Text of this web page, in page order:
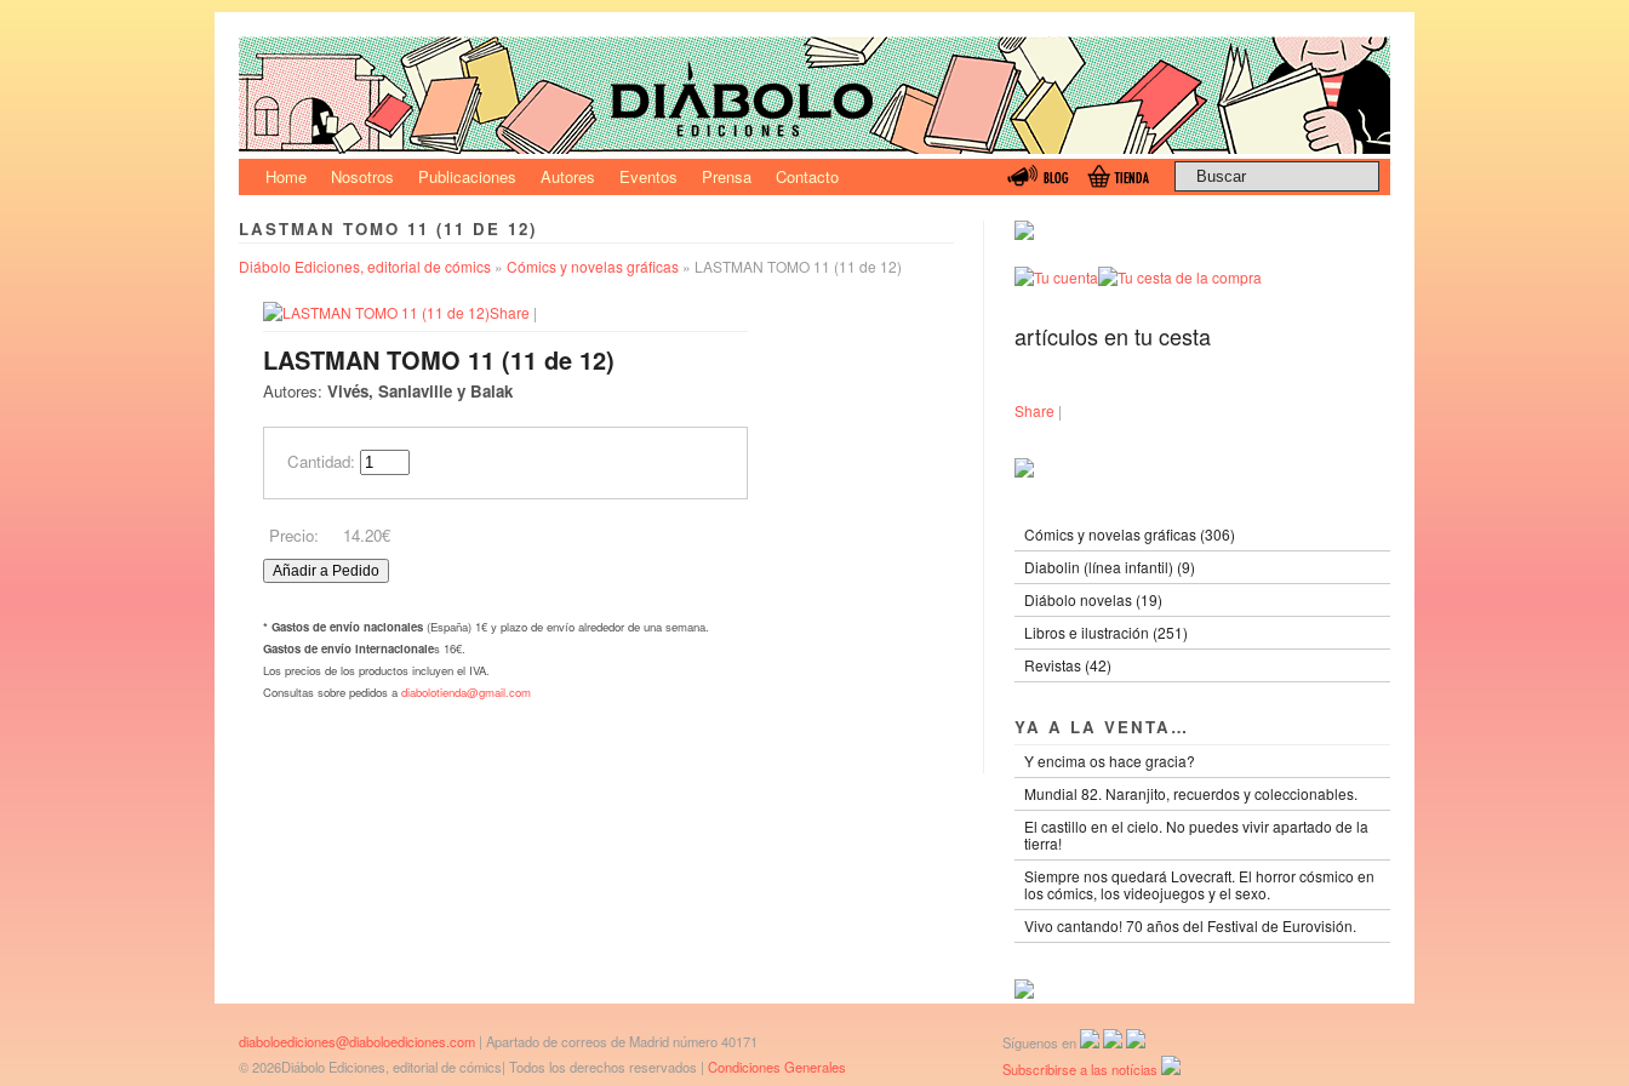
Home Nosotros Publicaciones Autores Eventos Prensa Contacto
LASTMAN TOMO 11 (11 DE 12)
Diábolo Ediciones, editorial de cómics » Cómics y novelas gráficas » LASTMAN TOMO 11 (11 de 12)
LASTMAN TOMO 11 (11 de 12)
Autores: Vivés, Sanlaville y Balak
Cantidad:
14.20€
Precio:
Share |
* Gastos de envío nacionales (España) 1€ y plazo de envío alrededor de una semana.
Gastos de envío internacionales 16€.
Los precios de los productos incluyen el IVA.
Consultas sobre pedidos a diabolotienda@gmail.com
artículos en tu cesta
Share |
Cómics y novelas gráficas (306)
Diabolin (línea infantil) (9)
Diábolo novelas (19)
Libros e ilustración (251)
Revistas (42)
YA A LA VENTA…
Y encima os hace gracia?
Mundial 82. Naranjito, recuerdos y coleccionables.
El castillo en el cielo. No puedes vivir apartado de la
tierra!
Siempre nos quedará Lovecraft. El horror cósmico en
los cómics, los videojuegos y el sexo.
Vivo cantando! 70 años del Festival de Eurovisión.
diaboloediciones@diaboloediciones.com | Apartado de correos de Madrid número 40171
© 2026Diábolo Ediciones, editorial de cómics| Todos los derechos reservados | Condiciones Generales
Síguenos en
Subscribirse a las notícias